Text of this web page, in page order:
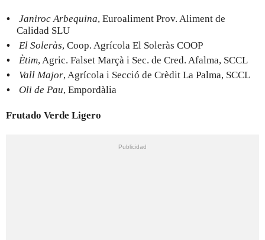
Janiroc Arbequina, Euroaliment Prov. Aliment de
Calidad SLU
El Soleràs, Coop. Agrícola El Soleràs COOP
Ètim, Agric. Falset Marçà i Sec. de Cred. Afalma, SCCL
Vall Major, Agrícola i Secció de Crèdit La Palma, SCCL
Oli de Pau, Empordàlia
Frutado Verde Ligero